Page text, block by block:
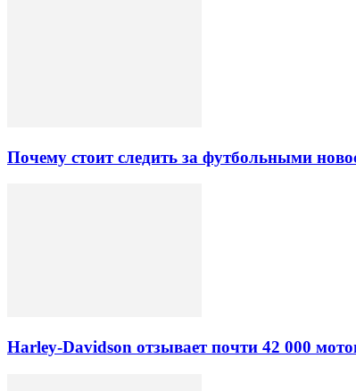
Почему стоит следить за футбольными
Harley-Davidson отзывает почти 42 000